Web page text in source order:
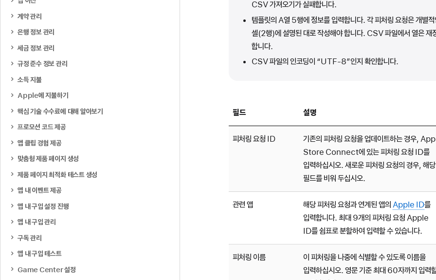
계약 관리
은행 정보 관리
세금 정보 관리
규정 준수 정보 관리
소득 지불
Apple에 지불하기
핵심 기술 수수료에 대해 알아보기
프로모션 코드 제공
앱 클립 경험 제공
맞춤형 제품 페이지 생성
제품 페이지 최적화 테스트 생성
앱 내 이벤트 제공
앱 내 구입 설정 진행
앱 내 구입 관리
구독 관리
앱 내 구입 테스트
Game Center 설정
CSV 가져오기가 실패합니다.
템플릿의 A열 5행에 정보를 입력합니다. 각 피처링 요청은 개별
셀(2행)에 설명된 대로 작성해야 합니다. CSV 파일에서 열은 재
합니다.
CSV 파일의 인코딩이 “UTF-8”인지 확인합니다.
필드 설명
피처링 요청 ID
기존의 피처링 요청을 업데이트하는 경우, App
Store Connect에 있는 피처링 요청 ID를
입력하십시오. 새로운 피처링 요청의 경우, 해당
필드를 비워 두십시오.
관련 앱 해당 피처링 요청과 연계된 앱의 Apple ID를
입력합니다. 최대 9개의 피처링 요청 Apple
ID를 쉼표로 분할하여 입력할 수 있습니다.
피처링 이름
이 피처링을 나중에 식별할 수 있도록 이름을
입력하십시오. 영문 기준 최대 60자까지 입력